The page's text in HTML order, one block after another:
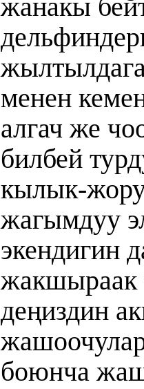
жанакы
менен
алгач же
билбей
кылык-
жагымдуу
экендигин
жакшыраак
деңиздин
боюнча